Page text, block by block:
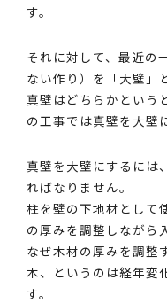
す。
それに対して、最近の
ない作り）を「大壁」
真壁はどちらかという
の工事では真壁を大壁
真壁を大壁にするには
ればなりません。
柱を壁の下地材として
の厚みを調整しながら
なぜ木材の厚みを調整
木、というのは経年変
す。